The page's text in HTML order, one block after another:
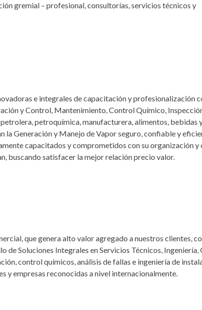
gremial – profesional, consultorías, servicios técnicos y
e integrales de capacitación y profesionalización
y Control, Mantenimiento, Control Químico,
petroquímica, manufacturera, alimentos, bebidas
Generación y Manejo de Vapor seguro, confiable y
capacitados y comprometidos con su organización y
buscando satisfacer la mejor relación precio valor.
que genera alto valor agregado a nuestros clientes,
Soluciones Integrales en Servicios Técnicos,
control químicos, análisis de fallas e ingeniería de
y empresas reconocidas a nivel internacionalmente.